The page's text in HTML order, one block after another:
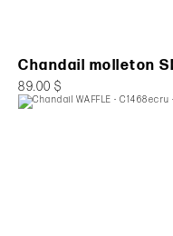
Chandail molleton
89.00 $